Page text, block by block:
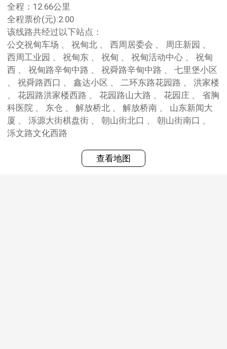
全程：12.66公里
全程票价(元):2.00
该线路共经过以下站点：
公交祝甸车场 、 祝甸北 、 西周居委会 、 周庄新园 、
西周工业园 、 祝甸东 、 祝甸 、 祝甸活动中心 、 祝甸
西 、 祝甸路辛甸中路 、 祝舜路辛甸中路 、 七里堡小区
、 祝舜路西口 、 鑫达小区 、 二环东路花园路 、 洪家楼
、 花园路洪家楼西路 、 花园路山大路 、 花园庄 、 省胸
科医院 、 东仓 、 解放桥北 、 解放桥南 、 山东新闻大
厦 、 泺源大街棋盘街 、 朝山街北口 、 朝山街南口 、
泺文路文化西路
查看地图